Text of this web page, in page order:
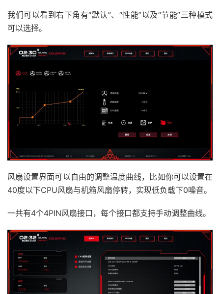
我们可以看到右下角有“默认”、“性能”以及“节能”三种模式
可以选择。
风扇设置界面可以自由的调整温度曲线，比如你可以设置在
40度以下CPU风扇与机箱风扇停转，实现低负载下0噪音。
一共有4个4PIN风扇接口，每个接口都支持手动调整曲线。